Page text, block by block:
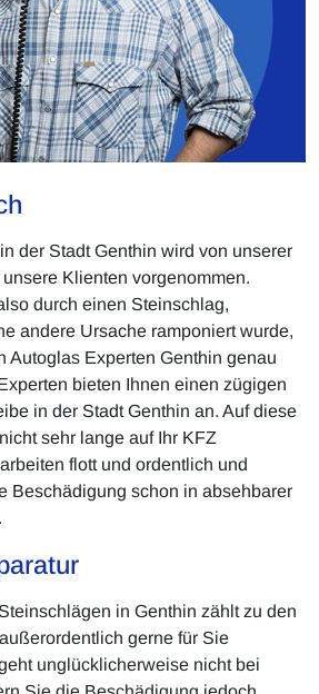
der Stadt Genthin wird von unserer
Klienten vorgenommen.
durch einen Steinschlag,
andere Ursache ramponiert wurde,
Autoglas Experten Genthin genau
bieten Ihnen einen zügigen
in der Stadt Genthin an. Auf diese
sehr lange auf Ihr KFZ
flott und ordentlich und
Beschädigung schon in absehbarer
in Genthin zählt zu den
gerne für Sie
unglücklicherweise nicht bei